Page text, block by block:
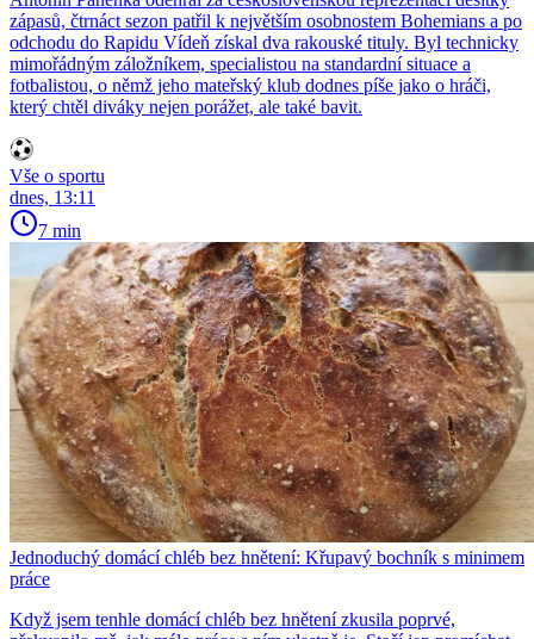
zápasů, čtrnáct sezon patřil k největším osobnostem Bohemians a po
odchodu do Rapidu Vídeň získal dva rakouské tituly. Byl technicky
mimořádným záložníkem, specialistou na standardní situace a
fotbalistou, o němž jeho mateřský klub dodnes píše jako o hráči,
který chtěl diváky nejen porážet, ale také bavit.
Vše o sportu
dnes, 13:11
7 min
Jednoduchý domácí chléb bez hnětení: Křupavý bochník s minimem
práce
Když jsem tenhle domácí chléb bez hnětení zkusila poprvé,